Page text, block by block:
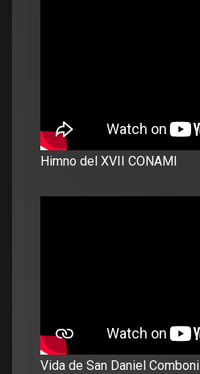
Himno del XVII CONAMI
Vida de San Daniel Comboni